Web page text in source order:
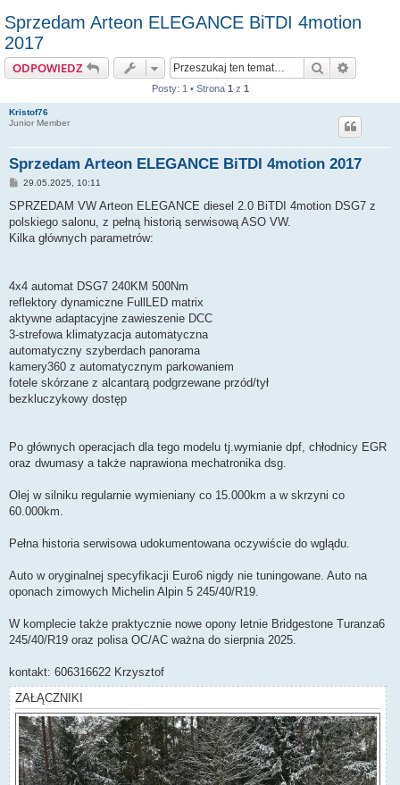
Sprzedam Arteon ELEGANCE BiTDI 4motion
2017
ODPOWIEDZ Szukaj
Posty: 1 • Strona 1 z 1
Kristof76
Junior Member
Sprzedam Arteon ELEGANCE BiTDI 4motion 2017
P
s
29.05.2025, 10:11
SPRZEDAM VW Arteon ELEGANCE diesel 2.0 BiTDI 4motion DSG7 z
polskiego salonu, z pełną historią serwisową ASO VW.
Kilka głównych parametrów:
4x4 automat DSG7 240KM 500Nm
reflektory dynamiczne FullLED matrix
aktywne adaptacyjne zawieszenie DCC
3-strefowa klimatyzacja automatyczna
automatyczny szyberdach panorama
kamery360 z automatycznym parkowaniem
fotele skórzane z alcantarą podgrzewane przód/tył
bezkluczykowy dostęp
Po głównych operacjach dla tego modelu tj.wymianie dpf, chłodnicy EGR
oraz dwumasy a także naprawiona mechatronika dsg.
Olej w silniku regularnie wymieniany co 15.000km a w skrzyni co
60.000km.
Pełna historia serwisowa udokumentowana oczywiście do wglądu.
Auto w oryginalnej specyfikacji Euro6 nigdy nie tuningowane. Auto na
oponach zimowych Michelin Alpin 5 245/40/R19.
W komplecie także praktycznie nowe opony letnie Bridgestone Turanza6
245/40/R19 oraz polisa OC/AC ważna do sierpnia 2025.
kontakt: 606316622 Krzysztof
ZAŁĄCZNIKI